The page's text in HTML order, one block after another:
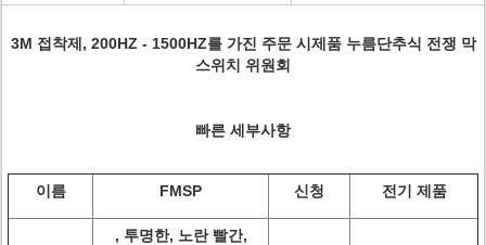
3M 접착제, 200HZ - 1500HZ를 가진 주문 시제품 누름단추식 전쟁 막
스위치 위원회
빠른 세부사항
이름 FMSP 신청 전기 제품
, 투명한, 노란 빨간,